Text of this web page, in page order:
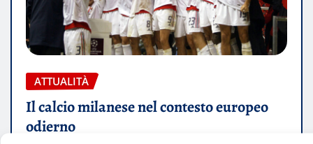
ATTUALITÀ
Il calcio milanese nel contesto europeo
odierno